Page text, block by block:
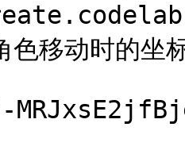
色移动时的坐